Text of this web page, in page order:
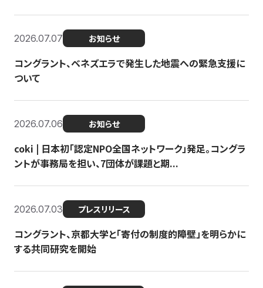
2026.07.07 お知らせ
コングラント、ベネズエラで発生した地震への緊急支援に
ついて
2026.07.06 お知らせ
coki | 日本初「認定NPO全国ネットワーク」発足。コングラ
ントが事務局を担い、7団体が課題と期...
2026.07.03 プレスリリース
コングラント、京都大学と「寄付の制度的障壁」を明らかに
する共同研究を開始